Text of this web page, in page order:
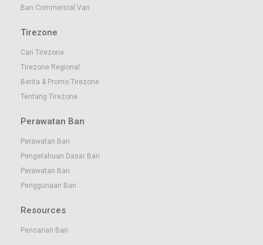
Ban Commercial Van
Tirezone
Cari Tirezone
Tirezone Regional
Berita & Promo Tirezone
Tentang Tirezone
Perawatan Ban
Perawatan Ban
Pengetahuan Dasar Ban
Perawatan Ban
Penggunaan Ban
Resources
Pencarian Ban